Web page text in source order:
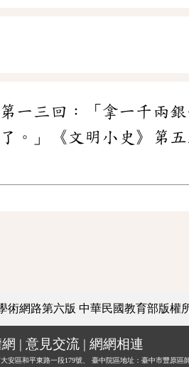
一三回：「拿一千兩
。」《文明小史》第
術網路第六版 中華民國教育部版權
| 意見交流 | 網網相連
安區和平東路一段179號、
臺中院區地址：臺中市豐原區